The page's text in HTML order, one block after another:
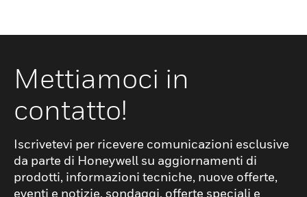
Mettiamoci in
contatto!
Iscrivetevi per ricevere comunicazioni esclusive
da parte di Honeywell su aggiornamenti di
prodotti, informazioni tecniche, nuove offerte,
eventi e notizie, sondaggi, offerte speciali e